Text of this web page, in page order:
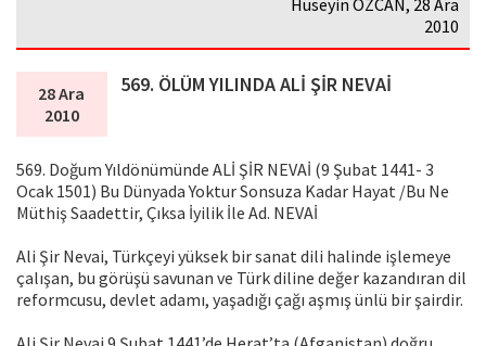
Hüseyin ÖZCAN, 28 Ara
2010
28 Ara
2010
569. ÖLÜM YILINDA ALİ ŞİR NEVAİ
569. Doğum Yıldönümünde ALİ ŞİR NEVAİ (9 Şubat 1441- 3
Ocak 1501) Bu Dünyada Yoktur Sonsuza Kadar Hayat /Bu Ne
Müthiş Saadettir, Çıksa İyilik İle Ad. NEVAİ
Ali Şir Nevai, Türkçeyi yüksek bir sanat dili halinde işlemeye
çalışan, bu görüşü savunan ve Türk diline değer kazandıran dil
reformcusu, devlet adamı, yaşadığı çağı aşmış ünlü bir şairdir.